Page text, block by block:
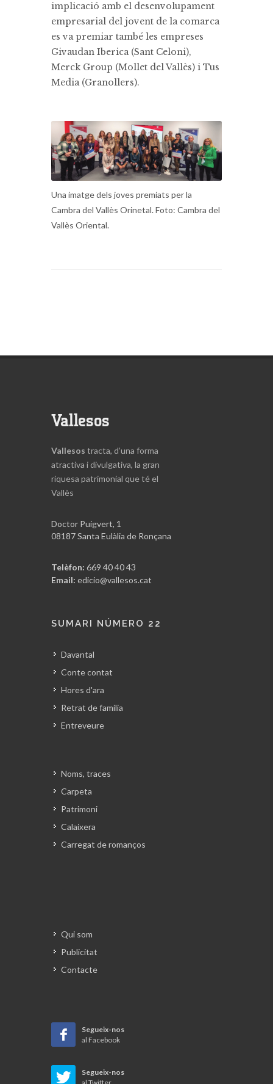
implicació amb el desenvolupament
empresarial del jovent de la comarca
es va premiar també les empreses
Givaudan Iberica (Sant Celoni),
Merck Group (Mollet del Vallès) i Tus
Media (Granollers).
Una imatge dels joves premiats per la
Cambra del Vallès Orinetal. Foto: Cambra del
Vallès Oriental.
Vallesos
Vallesos tracta, d’una forma
atractiva i divulgativa, la gran
riquesa patrimonial que té el
Vallès
Doctor Puigvert, 1
08187 Santa Eulàlia de Ronçana
Telèfon: 669 40 40 43
Email: edicio@vallesos.cat
SUMARI NÚMERO 22
Davantal
Conte contat
Hores d'ara
Retrat de família
Entreveure
Noms, traces
Carpeta
Patrimoni
Calaixera
Carregat de romanços
Qui som
Publicitat
Contacte
Segueix-nos
al Facebook
Segueix-nos